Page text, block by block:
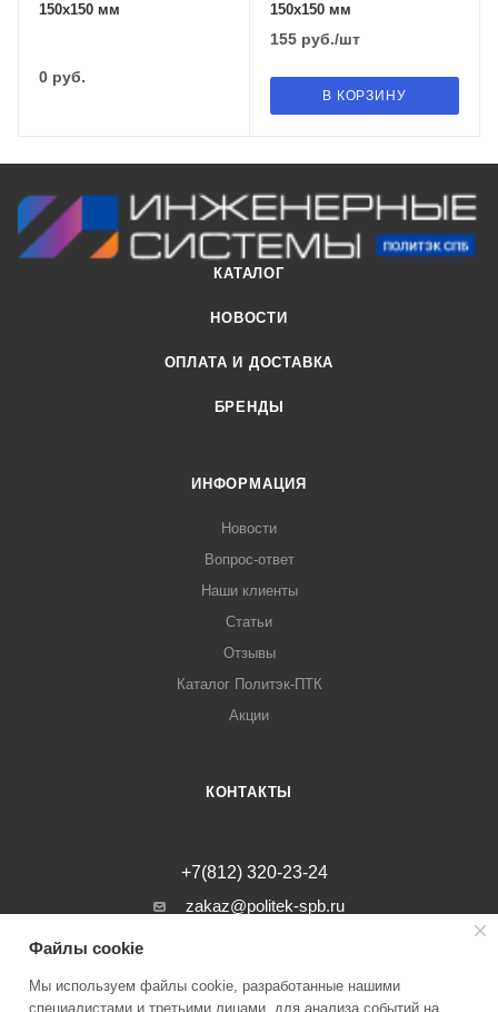
150х150 мм
0 руб.
150х150 мм
155руб./шт
В КОРЗИНУ
КАТАЛОГ
НОВОСТИ
ОПЛАТА И ДОСТАВКА
БРЕНДЫ
ИНФОРМАЦИЯ
Новости
Вопрос-ответ
Наши клиенты
Статьи
Отзывы
Каталог Политэк-ПТК
Акции
КОНТАКТЫ
+7(812) 320-23-24
zakaz@politek-spb.ru
г. Санкт-Петербург, Минеральная ул, д.
Файлы cookie
Мы используем файлы cookie, разработанные нашими
специалистами и третьими лицами, для анализа событий на